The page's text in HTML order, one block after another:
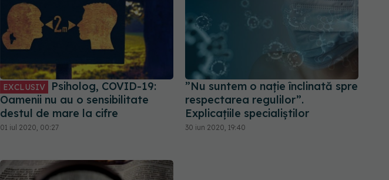
EXCLUSIV
Psiholog, COVID-19:
Oamenii nu au o sensibilitate
destul de mare la cifre
01 iul 2020, 00:27
”Nu suntem o nație înclinată spre
respectarea regulilor”.
Explicațiile specialiștilor
30 iun 2020, 19:40